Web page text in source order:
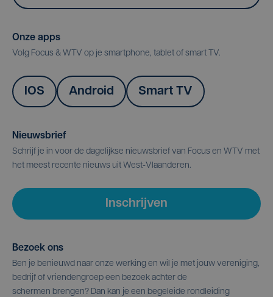
Onze apps
Volg Focus & WTV op je smartphone, tablet of smart TV.
IOS Android Smart TV
Nieuwsbrief
Schrijf je in voor de dagelijkse nieuwsbrief van Focus en WTV met
het meest recente nieuws uit West-Vlaanderen.
Inschrijven
Bezoek ons
Ben je benieuwd naar onze werking en wil je met jouw vereniging,
bedrijf of vriendengroep een bezoek achter de
schermen brengen? Dan kan je een begeleide rondleiding